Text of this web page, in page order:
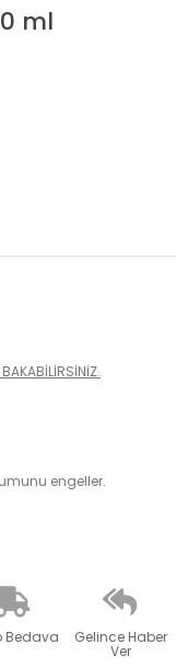
ml
engeller.
Bedava Gelince Haber
Ver